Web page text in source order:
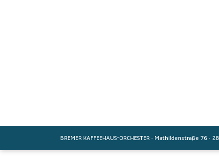
BREMER KAFFEEHAUS-ORCHESTER · Mathildenstraße 76 ·